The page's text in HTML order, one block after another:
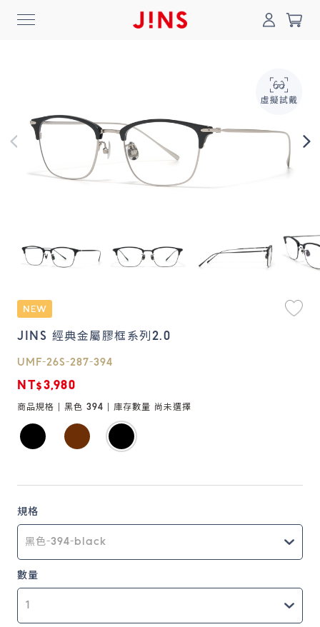
登入/註冊 門市一覽
最新消息
Collection
Online Shop
鏡片說明
Lens
常見問題
FAQ
0
JINS 經典金屬膠框系列2.0
UMF-26S-287-394
NT$3,980
商品規格 | 黑色 394 | 庫存數量 尚未選擇
規格
數量